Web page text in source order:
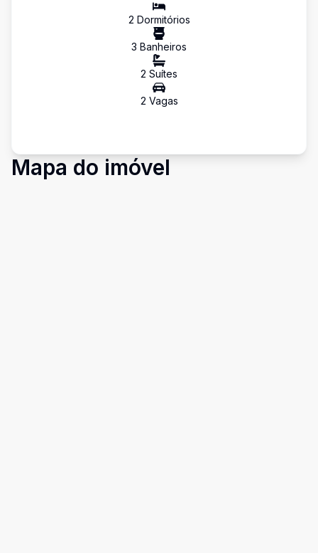
2 Dormitórios
3 Banheiros
2 Suítes
2 Vagas
Mapa do imóvel